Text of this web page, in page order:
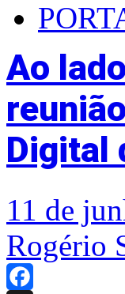
Ao
Digital
11 de
Rogério